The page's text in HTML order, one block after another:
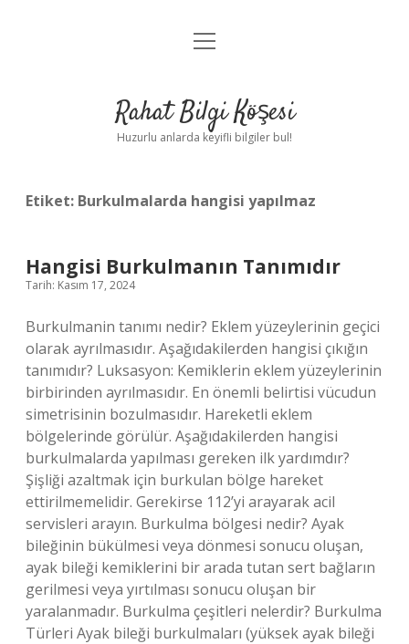
Anasayfa
Yasal Uyarı
menüyü
Rahat Bilgi Köşesi
Huzurlu anlarda keyifli bilgiler bul!
Etiket: Burkulmalarda hangisi yapılmaz
Hangisi Burkulmanın Tanımıdır
Tarih: Kasım 17, 2024
Burkulmanin tanımı nedir? Eklem yüzeylerinin geçici
olarak ayrılmasıdır. Aşağıdakilerden hangisi çıkığın
tanımıdır? Luksasyon: Kemiklerin eklem yüzeylerinin
birbirinden ayrılmasıdır. En önemli belirtisi vücudun
simetrisinin bozulmasıdır. Hareketli eklem
bölgelerinde görülür. Aşağıdakilerden hangisi
burkulmalarda yapılması gereken ilk yardımdır?
Şişliği azaltmak için burkulan bölge hareket
ettirilmemelidir. Gerekirse 112’yi arayarak acil
servisleri arayın. Burkulma bölgesi nedir? Ayak
bileğinin bükülmesi veya dönmesi sonucu oluşan,
ayak bileği kemiklerini bir arada tutan sert bağların
gerilmesi veya yırtılması sonucu oluşan bir
yaralanmadır. Burkulma çeşitleri nelerdir? Burkulma
Türleri Ayak bileği burkulmaları (yüksek ayak bileği